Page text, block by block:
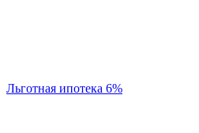
Льготная ипотека 6%